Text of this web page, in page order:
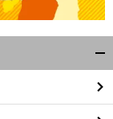
閉